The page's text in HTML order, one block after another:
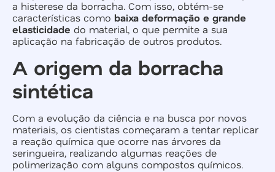
a histerese da borracha. Com isso, obtém-se
características como baixa deformação e grande
elasticidade do material, o que permite a sua
aplicação na fabricação de outros produtos.
A origem da borracha
sintética
Com a evolução da ciência e na busca por novos
materiais, os cientistas começaram a tentar replicar
a reação química que ocorre nas árvores da
seringueira, realizando algumas reações de
polimerização com alguns compostos químicos.